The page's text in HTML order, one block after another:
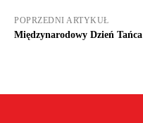
POPRZEDNI ARTYKUŁ
Międzynarodowy Dzień Tańca